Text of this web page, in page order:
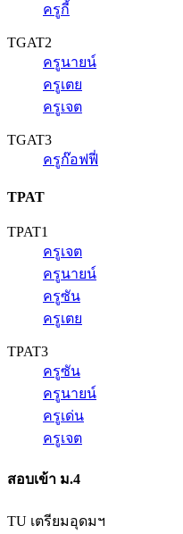
ครูกี้
TGAT2
ครูนายน์
ครูเตย
ครูเจต
TGAT3
ครูก๊อฟฟี่
TPAT
TPAT1
ครูเจต
ครูนายน์
ครูซัน
ครูเตย
TPAT3
ครูซัน
ครูนายน์
ครูเด่น
ครูเจต
สอบเข้า ม.4
TU เตรียมอุดมฯ